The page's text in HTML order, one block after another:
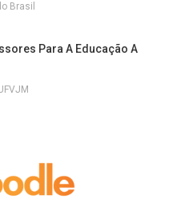
Brasil
Para A Educação A